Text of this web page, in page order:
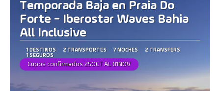
Temporada Baja en Praia Do
Forte - Iberostar Waves Bahia
All Inclusive
1 DESTINOS 2 TRANSPORTES 7 NOCHES
2 TRANSFERS
1 SEGUROS
Cupos confirmados 25OCT AL 01NOV